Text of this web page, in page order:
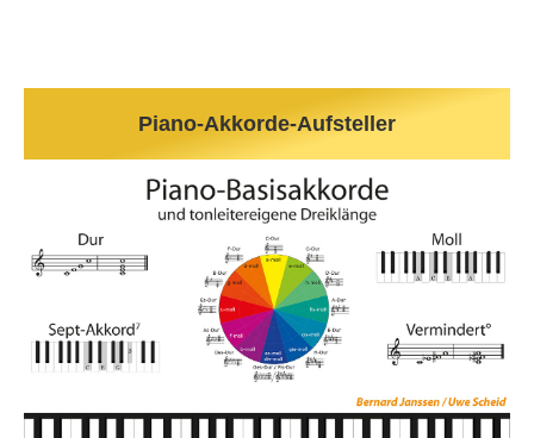
Piano-Akkorde-Aufsteller